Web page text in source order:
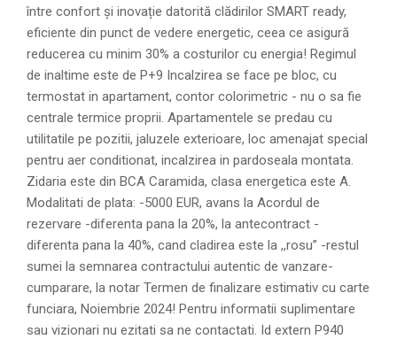
între confort și inovație datorită clădirilor SMART ready,
eficiente din punct de vedere energetic, ceea ce asigură
reducerea cu minim 30% a costurilor cu energia! Regimul
de inaltime este de P+9 Incalzirea se face pe bloc, cu
termostat in apartament, contor colorimetric - nu o sa fie
centrale termice proprii. Apartamentele se predau cu
utilitatile pe pozitii, jaluzele exterioare, loc amenajat special
pentru aer conditionat, incalzirea in pardoseala montata.
Zidaria este din BCA Caramida, clasa energetica este A.
Modalitati de plata: -5000 EUR, avans la Acordul de
rezervare -diferenta pana la 20%, la antecontract -
diferenta pana la 40%, cand cladirea este la ,,rosu’’ -restul
sumei la semnarea contractului autentic de vanzare-
cumparare, la notar Termen de finalizare estimativ cu carte
funciara, Noiembrie 2024! Pentru informatii suplimentare
sau vizionari nu ezitati sa ne contactati. Id extern P940